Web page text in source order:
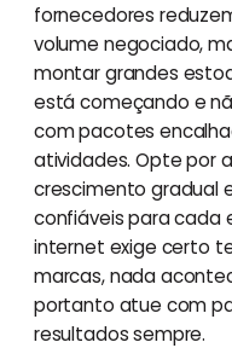
fornecedores
volume negociado,
montar grandes
está começando e
com pacotes
atividades. Opte por
crescimento gradual
confiáveis para cada
internet exige certo
marcas, nada
portanto atue com
resultados sempre.